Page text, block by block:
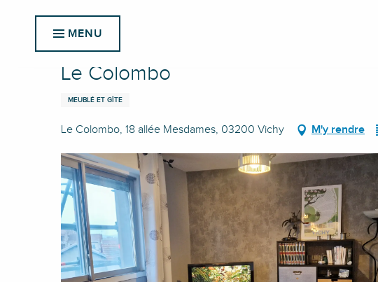
MENU
Accueil Le Colombo
Le Colombo
MEUBLÉ ET GÎTE
Le Colombo, 18 allée Mesdames, 03200 Vichy M'y rendre